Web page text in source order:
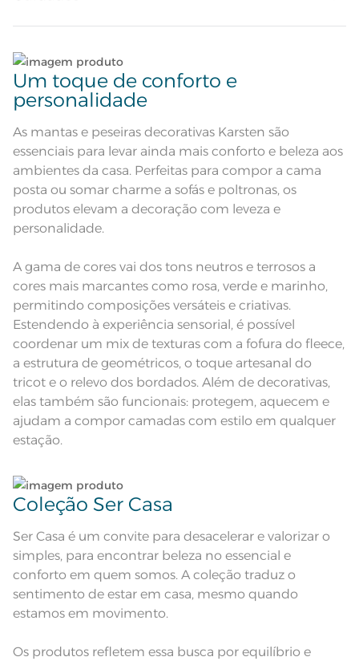
Tecido
Atributos Acabamento com franjas
Cor Ocre
Itens Inclusos 1 Manta Decorativa
Medida
Acabamento Tinto Liso
Instruções de Lavagem
Lavação a 40ºC; Proibido
alvejar;Proibido secar em tambor;
Secagem em varal; Proibido ferro
de passar; Proibido lavar a seco.
Observações
Pode haver pequena variação de
cor, de acordo com a configuração
e modelo do monitor ou do
aparelho celular. Consultar a cor
nas especificações técnicas do
Lave tipos de tecidos distintos separadamente;
Não lave cores claras e cores escuras no mesmo
ciclo;
Lave as peças no ciclo leve, suave ou delicado de
sua lavadora;
Utilize a quantidade mínima de amaciante e sabão;
Leia atentamente as instruções na etiqueta.
Um toque de conforto e
personalidade
As mantas e peseiras decorativas Karsten são
essenciais para levar ainda mais conforto e beleza aos
ambientes da casa. Perfeitas para compor a cama
posta ou somar charme a sofás e poltronas, os
produtos elevam a decoração com leveza e
personalidade.
A gama de cores vai dos tons neutros e terrosos a
cores mais marcantes como rosa, verde e marinho,
permitindo composições versáteis e criativas.
Estendendo à experiência sensorial, é possível
coordenar um mix de texturas com a fofura do fleece,
a estrutura de geométricos, o toque artesanal do
tricot e o relevo dos bordados. Além de decorativas,
elas também são funcionais: protegem, aquecem e
ajudam a compor camadas com estilo em qualquer
estação.
Coleção Ser Casa
Ser Casa é um convite para desacelerar e valorizar o
simples, para encontrar beleza no essencial e
conforto em quem somos. A coleção traduz o
sentimento de estar em casa, mesmo quando
estamos em movimento.
Os produtos refletem essa busca por equilíbrio e